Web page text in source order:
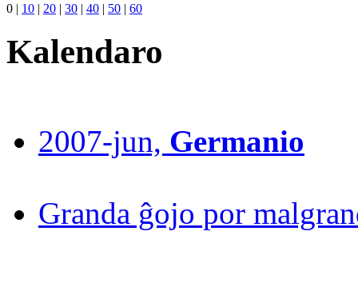
0 | 10 | 20 | 30 | 40 | 50 | 60
Kalendaro
2007-jun, Germanio
Granda ĝojo por